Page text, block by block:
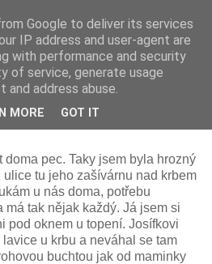
pec. Taky jsem byla hrozný
tu jeho zašívárnu nad krbem
u nás doma, potřebu
má tak nějak každý. Já jsem si
pod oknem u topení. Josífkovi
u krbu a neváhal se tam
buchtou jak od maminky
Google to deliver its services
IP address and user-agent are
with performance and security
of service, generate usage
address abuse.
MORE GOT IT